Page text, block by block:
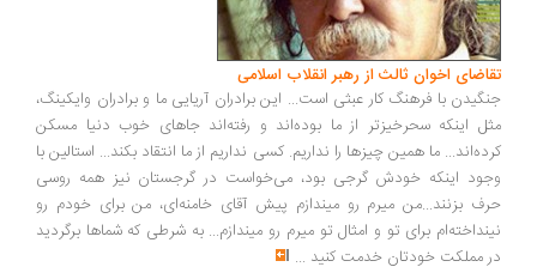
اخوان ثالث از رهبر انقلاب اسلامی
با فرهنگ کار عبثی است... این برادران آریایی ما و برادران وایکینگ،
اینکه سحرخیزتر از ما بوده‌اند و رفته‌اند جاهای خوب دنیا مسکن
ما همین چیزها را نداریم. کسی نداریم از ما انتقاد بکند... استالین با
اینکه خودش گرجی بود، می‌خواست در گرجستان نیز همه روسی
بزنند...من میرم رو میندازم پیش آقای خامنه‌ای، من برای خودم رو
برای تو و امثال تو میرم رو میندازم... به شرطی که شماها برگردید
مملکت خودتان خدمت کنید...